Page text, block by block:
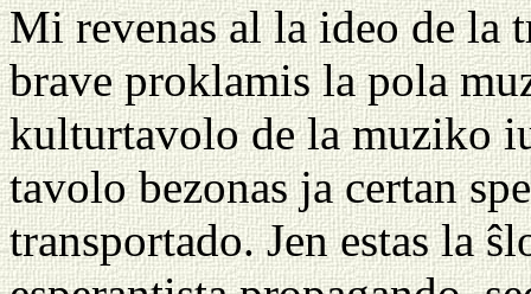
Mi revenas al la ideo de la
brave proklamis la pola
kulturtavolo de la muziko
tavolo bezonas ja certan
transportado. Jen estas la